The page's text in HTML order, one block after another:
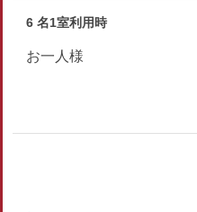
6 名1室利用時
お一人様